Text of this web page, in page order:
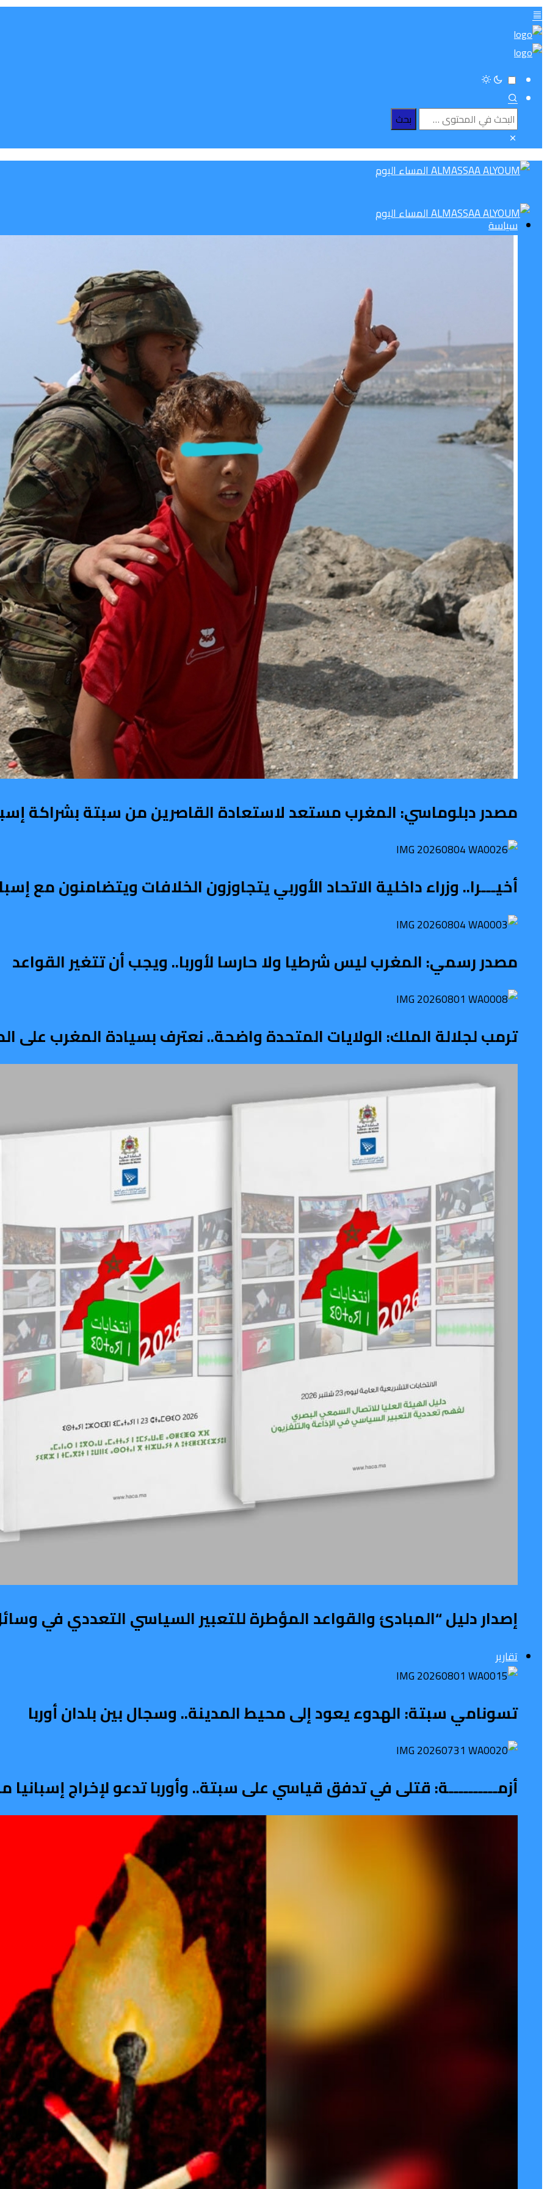
سياسة
مصدر دبلوماسي: المغرب مستعد لاستعادة القاصرين من سبتة بشراكة
أخيـــرا.. وزراء داخلية الاتحاد الأوربي يتجاوزون الخلافات ويتضامنون مع
مصدر رسمي: المغرب ليس شرطيا ولا حارسا لأوربا.. ويجب أن تتغير القواعد
ترمب لجلالة الملك: الولايات المتحدة واضحة.. نعترف بسيادة المغرب على
إصدار دليل “المبادئ والقواعد المؤطرة للتعبير السياسي التعددي في
تقارير
تسونامي سبتة: الهدوء يعود إلى محيط المدينة.. وسجال بين بلدان أوربا
أزمــــــــــة: قتلى في تدفق قياسي على سبتة.. وأوربا تدعو لإخراج